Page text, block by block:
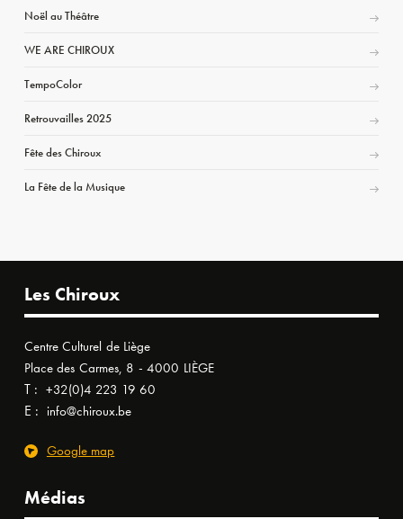
Noël au Théâtre
WE ARE CHIROUX
TempoColor
Retrouvailles 2025
Fête des Chiroux
La Fête de la Musique
Les Chiroux
Centre Culturel de Liège
Place des Carmes, 8 - 4000 LIÈGE
T : +32(0)4 223 19 60
E : info@chiroux.be
Google map
Médias